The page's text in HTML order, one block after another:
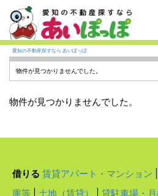
愛知の不動産探すなら あいぽっぽ
物件が見つかりませんでした。
物件が見つかりませんでした。
借りる 賃貸アパート・マンション
庫等
土地（賃貸）
貸駐車場・